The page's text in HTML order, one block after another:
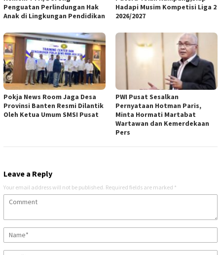
Penguatan Perlindungan Hak
Anak di Lingkungan Pendidikan
Hadapi Musim Kompetisi Liga 2
2026/2027
Pokja News Room Jaga Desa
Provinsi Banten Resmi Dilantik
Oleh Ketua Umum SMSI Pusat
PWI Pusat Sesalkan
Pernyataan Hotman Paris,
Minta Hormati Martabat
Wartawan dan Kemerdekaan
Pers
Leave a Reply
Your email address will not be published. Required fields are marked *